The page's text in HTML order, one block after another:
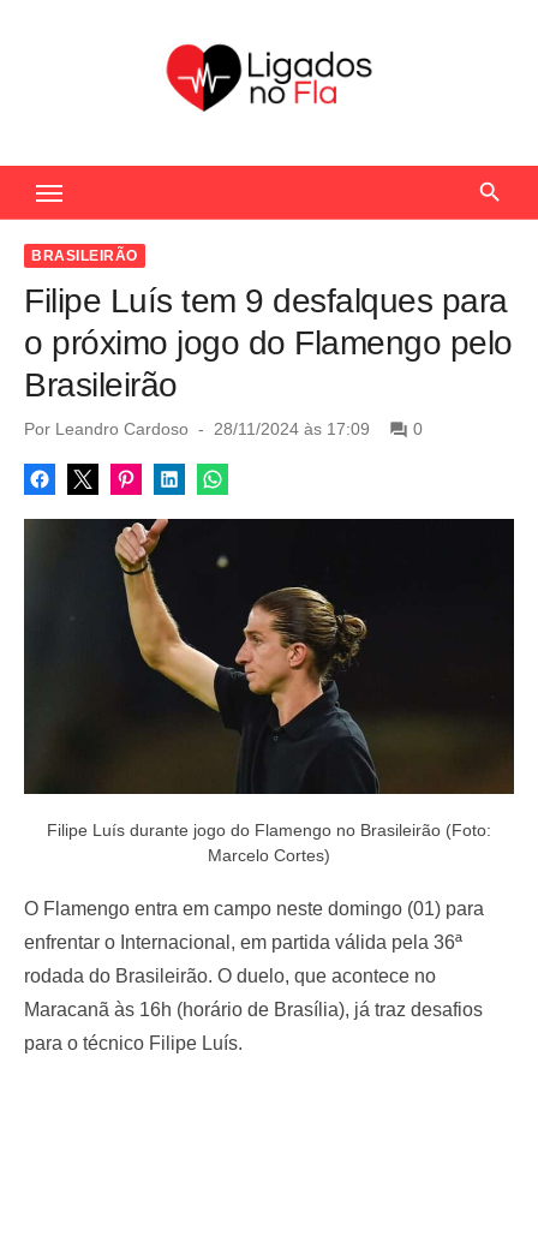
c
BRASILEIRÃO
Filipe Luís tem 9 desfalques para
o próximo jogo do Flamengo pelo
Brasileirão
Por Leandro Cardoso
P
s
t
o
28/11/2024 às 17:09 0
Filipe Luís durante jogo do Flamengo no Brasileirão (Foto:
Marcelo Cortes)
O Flamengo entra em campo neste domingo (01) para
enfrentar o Internacional, em partida válida pela 36ª
rodada do Brasileirão. O duelo, que acontece no
Maracanã às 16h (horário de Brasília), já traz desafios
para o técnico Filipe Luís.